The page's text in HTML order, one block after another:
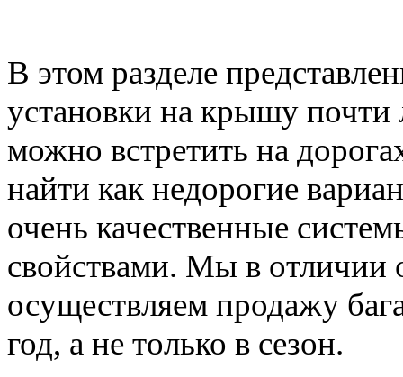
В этом разделе
установки на крышу
можно встретить на
найти как недорогие
очень качественные
свойствами. Мы в отличии
осуществляем продажу
год, а не только в сезон.